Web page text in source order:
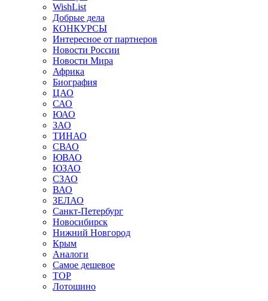
WishList
Добрые дела
КОНКУРСЫ
Интересное от партнеров
Новости России
Новости Мира
Африка
Биография
ЦАО
САО
ЮАО
ЗАО
ТИНАО
СВАО
ЮВАО
ЮЗАО
СЗАО
ВАО
ЗЕЛАО
Санкт-Петербург
Новосибирск
Нижний Новгород
Крым
Аналоги
Самое дешевое
TOP
Лотошино